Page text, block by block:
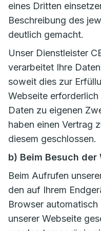
eines Dritten
Beschreibung des
deutlich gemacht.
Unser Dienstleister
verarbeitet Ihre
soweit dies zur
Webseite
Daten zu eigenen
haben einen Vertrag
diesem geschlossen.
b) Beim Besuch der
Beim Aufrufen
den auf Ihrem
Browser
unserer Webseite